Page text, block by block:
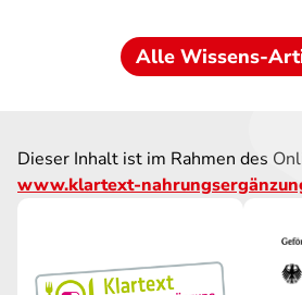
Alle Wissens-
Dieser Inhalt ist im Rahmen des
www.klartext-